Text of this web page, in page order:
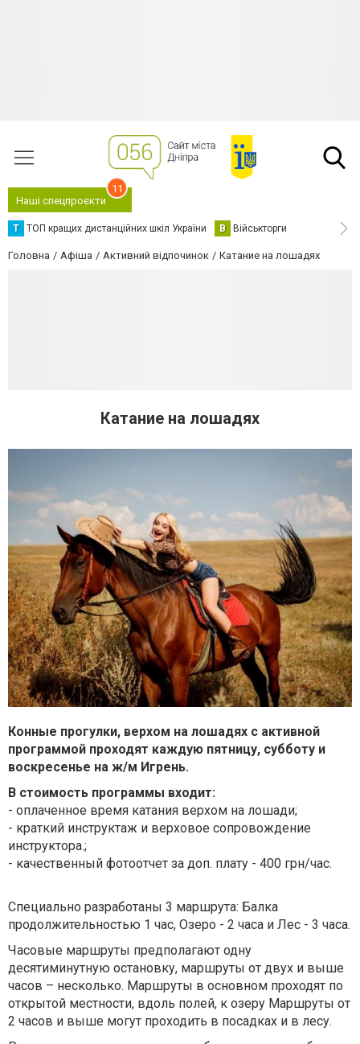
Наші спецпроєкти
11
Т ТОП кращих дистанційних шкіл України В Військторги
Головна Афіша Активний відпочинок Катание на лошадях
Катание на лошадях
Конные прогулки, верхом на лошадях с активной
программой проходят каждую пятницу, субботу и
воскресенье на ж/м Игрень.
В стоимость программы входит:
- оплаченное время катания верхом на лошади;
- краткий инструктаж и верховое сопровождение
инструктора.;
- качественный фотоотчет за доп. плату - 400 грн/час.
Специально разработаны 3 маршрута: Балка
продолжительностью 1 час, Озеро - 2 часа и Лес - 3 часа.
Часовые маршруты предполагают одну
десятиминутную остановку, маршруты от двух и выше
часов – несколько. Маршруты в основном проходят по
открытой местности, вдоль полей, к озеру Маршруты от
2 часов и выше могут проходить в посадках и в лесу.